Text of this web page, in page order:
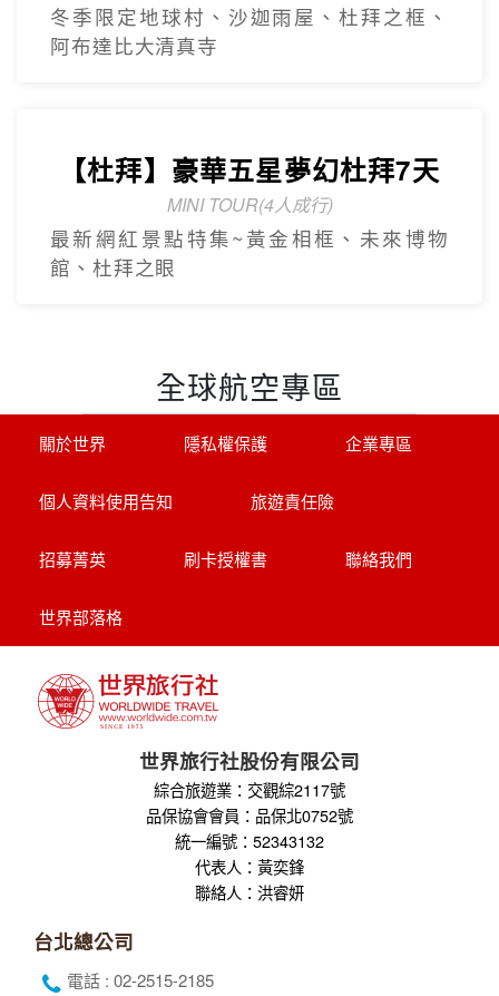
冬季限定地球村、沙迦⾬屋、杜拜之框、
阿布達比大清真寺
【杜拜】豪華五星夢幻杜拜7天
MINI TOUR(4人成行)
最新網紅景點特集~黃金相框、未來博物
館、杜拜之眼
全球航空專區
關於世界 隱私權保護 企業專區
個人資料使用告知 旅遊責任險
招募菁英 刷卡授權書 聯絡我們
世界部落格
世界旅行社股份有限公司
綜合旅遊業：交觀綜2117號
品保協會會員：品保北0752號
統一編號：52343132
代表人：黃奕鋒
聯絡人：洪睿妍
台北總公司
電話 : 02-2515-2185